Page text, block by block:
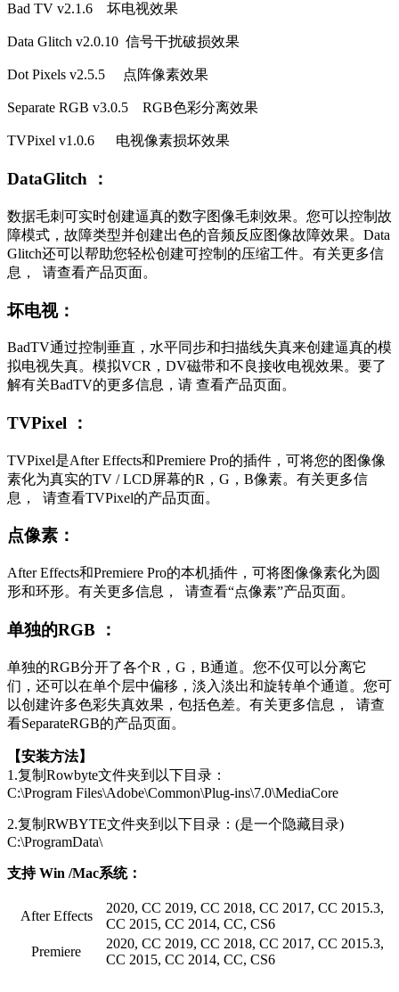
Bad TV v2.1.6 坏电视效果
Data Glitch v2.0.10 信号干扰破损效果
Dot Pixels v2.5.5 点阵像素效果
Separate RGB v3.0.5 RGB色彩分离效果
TVPixel v1.0.6 电视像素损坏效果
DataGlitch ：
数据毛刺可实时创建逼真的数字图像毛刺效果。您可以控制故
障模式，故障类型并创建出色的音频反应图像故障效果。Data
Glitch还可以帮助您轻松创建可控制的压缩工件。有关更多信
息， 请查看产品页面。
坏电视：
BadTV通过控制垂直，水平同步和扫描线失真来创建逼真的模
拟电视失真。模拟VCR，DV磁带和不良接收电视效果。要了
解有关BadTV的更多信息，请 查看产品页面。
TVPixel ：
TVPixel是After Effects和Premiere Pro的插件，可将您的图像像
素化为真实的TV / LCD屏幕的R，G，B像素。有关更多信
息， 请查看TVPixel的产品页面。
点像素：
After Effects和Premiere Pro的本机插件，可将图像像素化为圆
形和环形。有关更多信息， 请查看“点像素”产品页面。
单独的RGB ：
单独的RGB分开了各个R，G，B通道。您不仅可以分离它
们，还可以在单​​个层中偏移，淡入淡出和旋转单个通道。您可
以创建许多色彩失真效果，包括色差。有关更多信息， 请查
看SeparateRGB的产品页面。
【安装方法】
1.复制Rowbyte文件夹到以下目录：
C:\Program Files\Adobe\Common\Plug-ins\7.0\MediaCore
2.复制RWBYTE文件夹到以下目录：(是一个隐藏目录)
C:\ProgramData\
支持 Win /Mac系统：
After Effects
2020, CC 2019, CC 2018, CC 2017, CC 2015.3,
CC 2015, CC 2014, CC, CS6
Premiere
2020, CC 2019, CC 2018, CC 2017, CC 2015.3,
CC 2015, CC 2014, CC, CS6